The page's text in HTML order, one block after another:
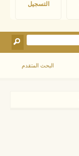
التسجيل
البحث المتقدم